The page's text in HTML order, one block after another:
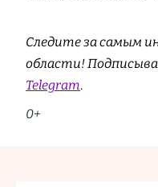
Следите за самым
области!
Telegram.
0+